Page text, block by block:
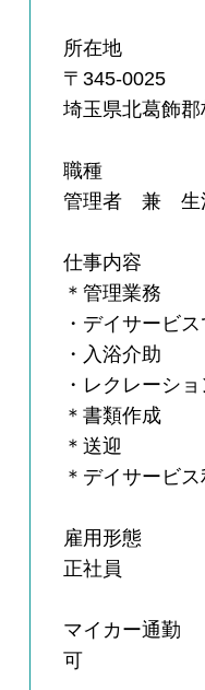
所在地
〒345-0025
埼玉県北葛飾
職種
管理者 兼 生
仕事内容
＊管理業務
・デイサービ
・入浴介助
・レクレーシ
＊書類作成
＊送迎
＊デイサービ
雇用形態
正社員
マイカー通勤
可